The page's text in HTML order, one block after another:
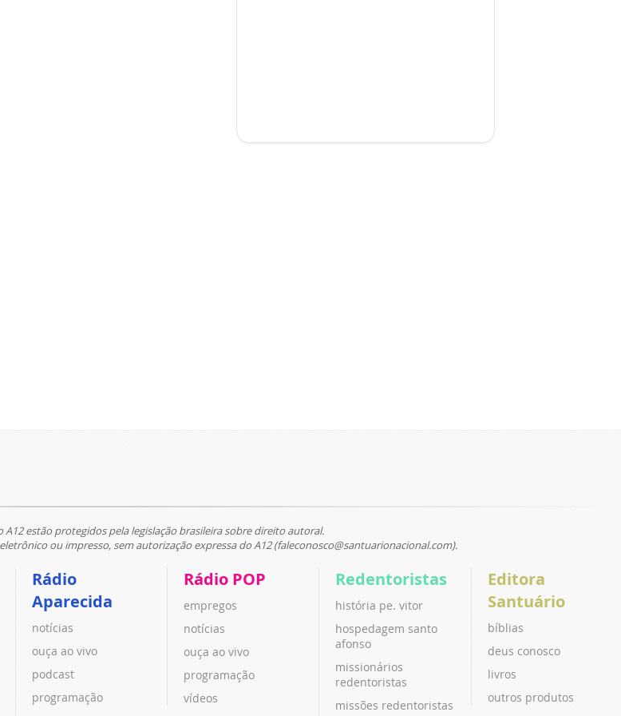
A12 estão protegidos pela legislação brasileira sobre direito autoral.
ou impresso, sem autorização expressa do A12 (faleconosco@santuarionacional.com).
Rádio
Aparecida
notícias
ouça ao vivo
podcast
programação
Rádio POP
empregos
notícias
ouça ao vivo
programação
vídeos
Redentoristas
história pe. vitor
hospedagem santo
afonso
missionários
redentoristas
missões redentoristas
Editora
Santuário
bíblias
deus conosco
livros
outros produtos